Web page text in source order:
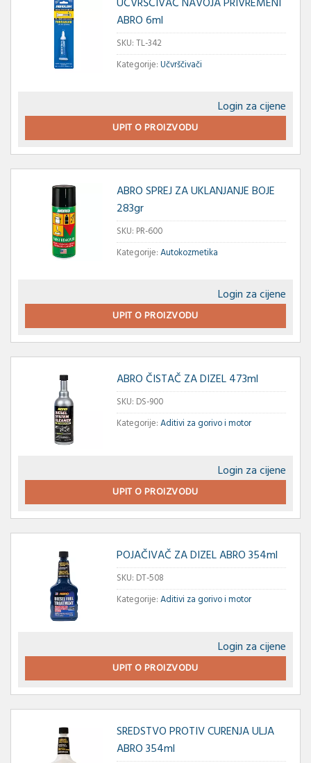
UČVRŠČIVAČ NAVOJA PRIVREMENI
ABRO 6ml
SKU:TL-342
Kategorije:Učvrščivači
Login za cijene
UPIT O PROIZVODU
ABRO SPREJ ZA UKLANJANJE BOJE
283gr
SKU: PR-600
Kategorije:Autokozmetika
Login za cijene
UPIT O PROIZVODU
ABRO ČISTAČ ZA DIZEL 473ml
SKU: DS-900
Kategorije:Aditivi za gorivo i motor
Login za cijene
UPIT O PROIZVODU
POJAČIVAČ ZA DIZEL ABRO 354ml
SKU: DT-508
Kategorije:Aditivi za gorivo i motor
Login za cijene
UPIT O PROIZVODU
SREDSTVO PROTIV CURENJA ULJA
ABRO 354ml